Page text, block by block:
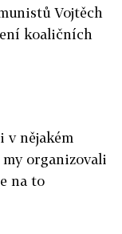
Vojtěch
koaličních
v nějakém
organizovali
na to